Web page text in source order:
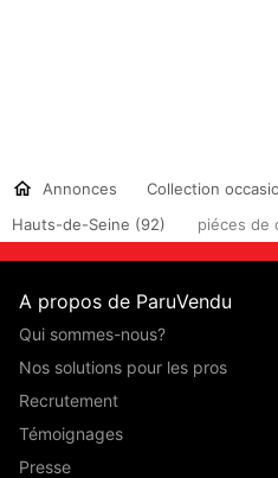
Annonces Collection
Hauts-de-Seine (92)
piéces de
A propos de ParuVendu
Qui sommes-nous?
Nos solutions pour les pros
Recrutement
Témoignages
Presse